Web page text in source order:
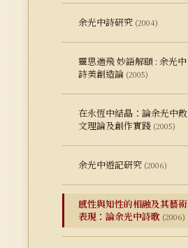
余光中詩研究 (2004)
靈思遄飛 妙語解頤 : 余光中
詩美創造論 (2005)
在永恆中結晶：論余光中散
文理論及創作實踐 (2005)
余光中遊記研究 (2006)
感性與知性的相融及其藝術
表現：論余光中詩歌 (2006)